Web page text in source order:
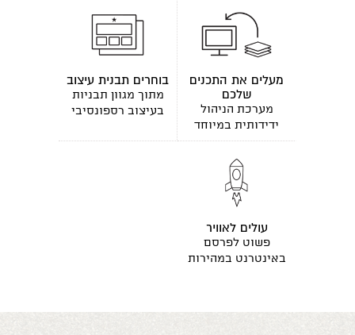
מעלים את התכנים
שלכם
מערכת הניהול
ידידותית במיוחד
בוחרים תבנית עיצוב
מתוך מגוון תבניות
בעיצוב רספונסיבי
עולים לאוויר
פשוט לפרסם
באינטרנט במהירות